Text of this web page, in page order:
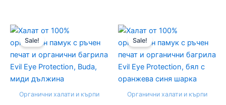
Sale!
Органични халати и кърпи
was:
79,00 €
/
154.51
Текущата
е:
72,00 €
/
140.82
Sale!
Органични халати и кърпи
was:
79,00 €
/
154.51
е:
72,00 €
/
140.82